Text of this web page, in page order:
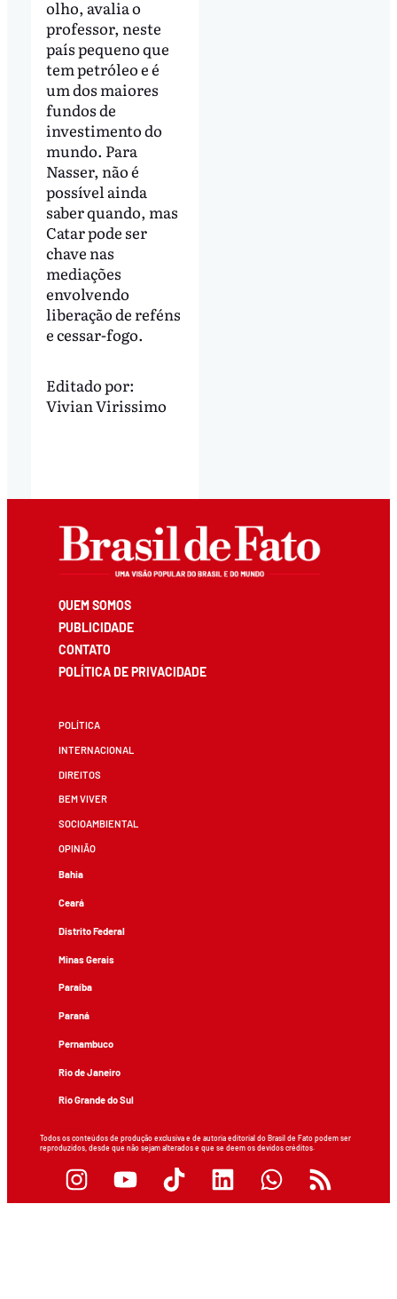
olho, avalia o
professor, neste
país pequeno que
tem petróleo e é
um dos maiores
fundos de
investimento do
mundo. Para
Nasser, não é
possível ainda
saber quando, mas
Catar pode ser
chave nas
mediações
envolvendo
liberação de reféns
e cessar-fogo.
Editado por:
Vivian Virissimo
QUEM SOMOS
PUBLICIDADE
CONTATO
POLÍTICA DE PRIVACIDADE
POLÍTICA
INTERNACIONAL
DIREITOS
BEM VIVER
SOCIOAMBIENTAL
OPINIÃO
Bahia
Ceará
Distrito Federal
Minas Gerais
Paraíba
Paraná
Pernambuco
Rio de Janeiro
Rio Grande do Sul
Todos os conteúdos de produção exclusiva e de autoria editorial do Brasil de Fato podem ser
reproduzidos, desde que não sejam alterados e que se deem os devidos créditos.